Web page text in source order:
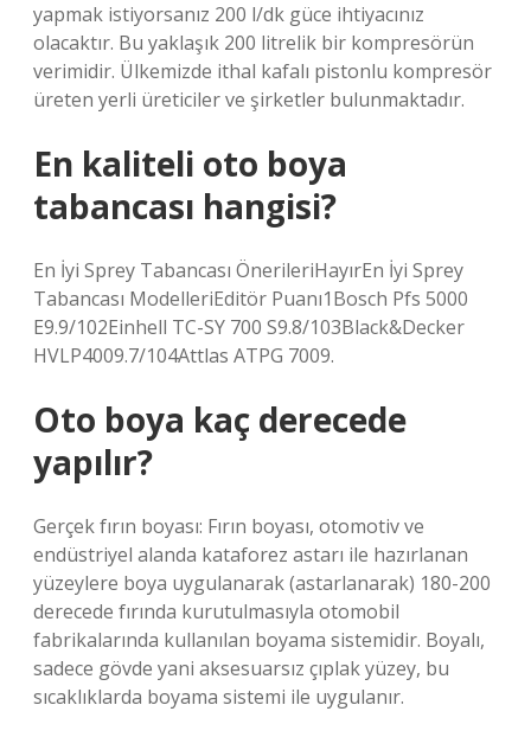
yapmak istiyorsanız 200 l/dk güce ihtiyacınız
olacaktır. Bu yaklaşık 200 litrelik bir kompresörün
verimidir. Ülkemizde ithal kafalı pistonlu kompresör
üreten yerli üreticiler ve şirketler bulunmaktadır.
En kaliteli oto boya
tabancası hangisi?
En İyi Sprey Tabancası ÖnerileriHayırEn İyi Sprey
Tabancası ModelleriEditör Puanı1Bosch Pfs 5000
E9.9/102Einhell TC-SY 700 S9.8/103Black&Decker
HVLP4009.7/104Attlas ATPG 7009.
Oto boya kaç derecede
yapılır?
Gerçek fırın boyası: Fırın boyası, otomotiv ve
endüstriyel alanda kataforez astarı ile hazırlanan
yüzeylere boya uygulanarak (astarlanarak) 180-200
derecede fırında kurutulmasıyla otomobil
fabrikalarında kullanılan boyama sistemidir. Boyalı,
sadece gövde yani aksesuarsız çıplak yüzey, bu
sıcaklıklarda boyama sistemi ile uygulanır.